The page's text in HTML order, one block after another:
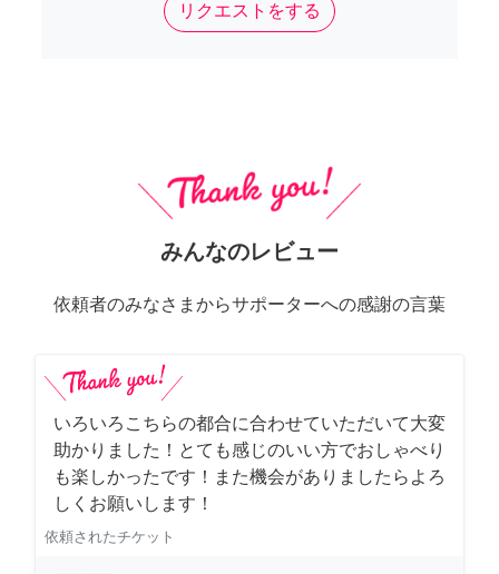
リクエストをする
みんなのレビュー
依頼者のみなさまからサポーターへの感謝の言葉
いろいろこちらの都合に合わせていただいて大変
助かりました！とても感じのいい方でおしゃべり
も楽しかったです！また機会がありましたらよろ
しくお願いします！
依頼されたチケット